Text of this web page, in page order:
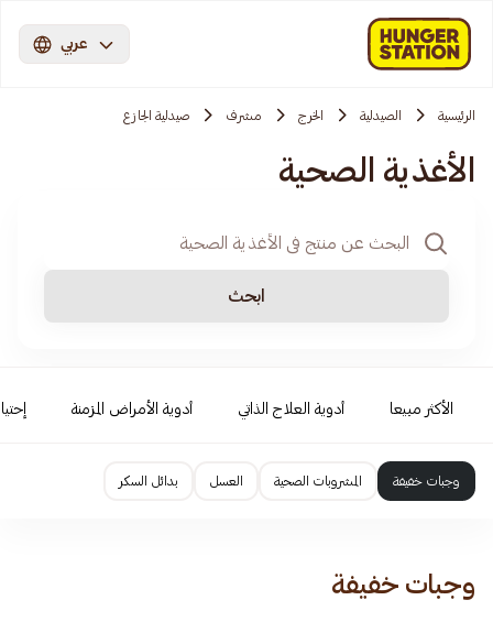
عربي
الرئيسية الصيدلية الخرج مشرف صيدلية الجازع
الأغذية الصحية
ابحث
الأكثر مبيعا أدوية العلاج الذاتي أدوية الأمراض المزمنة
وجبات خفيفة المشروبات الصحية العسل بدائل السكر
وجبات خفيفة